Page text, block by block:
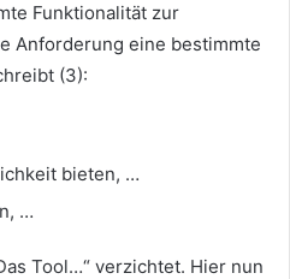
Funktionalität zur
Anforderung eine bestimmte
(3):
bieten, …
…
Tool…“ verzichtet. Hier nun